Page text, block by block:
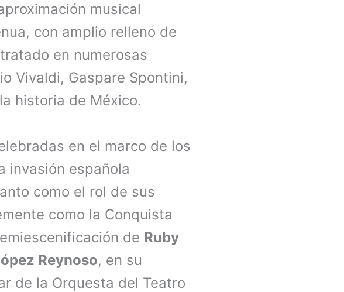
musical
con amplio relleno de
en numerosas
Vivaldi, Gaspare Spontini,
historia de México.
en el marco de los
invasión española
como el rol de sus
como la Conquista
de Ruby
Reynoso, en su
de la Orquesta del Teatro